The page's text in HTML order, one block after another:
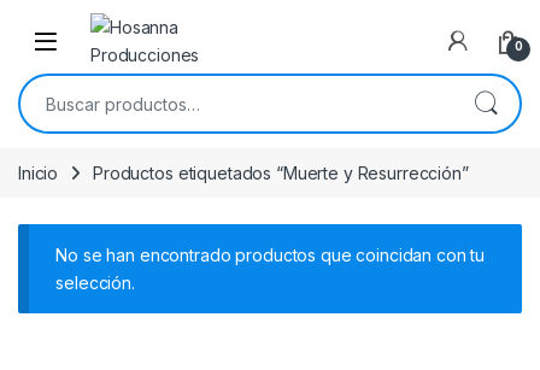
Skip to navigation
Skip to content
0
Buscar por:
Inicio Productos etiquetados “Muerte y Resurrección”
No se han encontrado productos que coincidan con tu
selección.